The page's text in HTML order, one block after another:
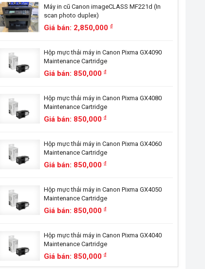
Máy in cũ Canon imageCLASS MF221d (In
scan photo duplex)
Giá bán: 2,850,000đ
Hộp mực thải máy in Canon Pixma GX4090
Maintenance Cartridge
Giá bán: 850,000đ
Hộp mực thải máy in Canon Pixma GX4080
Maintenance Cartridge
Giá bán: 850,000đ
Hộp mực thải máy in Canon Pixma GX4060
Maintenance Cartridge
Giá bán: 850,000đ
Hộp mực thải máy in Canon Pixma GX4050
Maintenance Cartridge
Giá bán: 850,000đ
Hộp mực thải máy in Canon Pixma GX4040
Maintenance Cartridge
Giá bán: 850,000đ